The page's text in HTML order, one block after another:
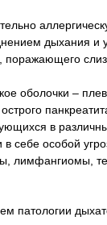
дыхания и
поражающего
оболочки –
в
себе особой
лимфангиомы,
патологии